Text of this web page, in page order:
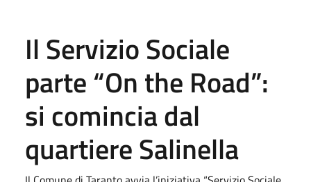
Il Servizio Sociale
parte “On the Road”:
si comincia dal
quartiere Salinella